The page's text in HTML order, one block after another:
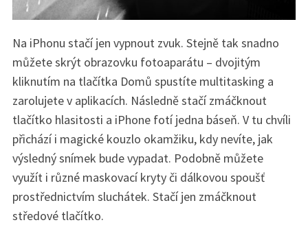
Na iPhonu stačí jen vypnout zvuk. Stejně tak snadno
můžete skrýt obrazovku fotoaparátu – dvojitým
kliknutím na tlačítka Domů spustíte multitasking a
zarolujete v aplikacích. Následně stačí zmáčknout
tlačítko hlasitosti a iPhone fotí jedna báseň. V tu chvíli
přichází i magické kouzlo okamžiku, kdy nevíte, jak
výsledný snímek bude vypadat. Podobně můžete
využít i různé maskovací kryty či dálkovou spoušť
prostřednictvím sluchátek. Stačí jen zmáčknout
středové tlačítko.